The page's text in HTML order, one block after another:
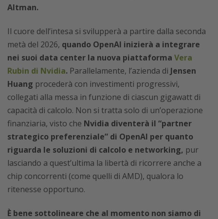
Altman.
Il cuore dell’intesa si svilupperà a partire dalla seconda
metà del 2026, quando OpenAI inizierà a integrare
nei suoi data center la nuova piattaforma Vera
Rubin di Nvidia. Parallelamente, l’azienda di Jensen
Huang procederà con investimenti progressivi,
collegati alla messa in funzione di ciascun gigawatt di
capacità di calcolo. Non si tratta solo di un’operazione
finanziaria, visto che Nvidia diventerà il “partner
strategico preferenziale” di OpenAI per quanto
riguarda le soluzioni di calcolo e networking, pur
lasciando a quest’ultima la libertà di ricorrere anche a
chip concorrenti (come quelli di AMD), qualora lo
ritenesse opportuno.
È bene sottolineare che al momento non siamo di